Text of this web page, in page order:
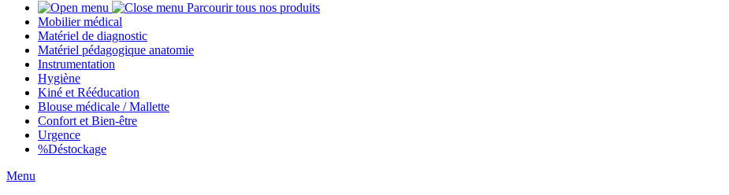
Parcourir tous nos produits
Mobilier médical
Matériel de diagnostic
Matériel pédagogique anatomie
Instrumentation
Hygiène
Kiné et Rééducation
Blouse médicale / Mallette
Confort et Bien-être
Urgence
%Déstockage
Menu